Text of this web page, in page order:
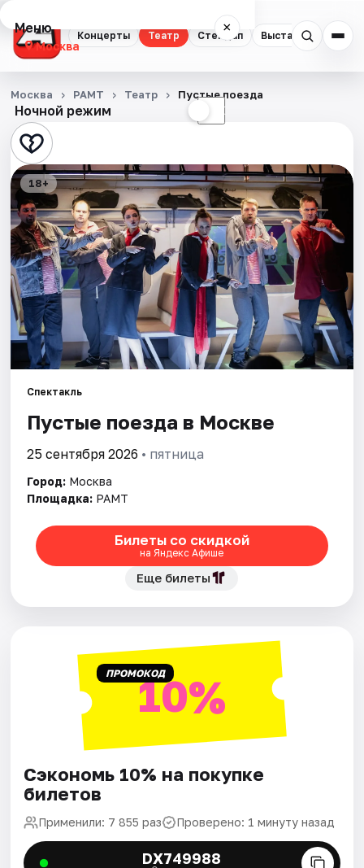
Концерты Театр Стендап Выставки
Меню ×
Москва
Концерты
Театр
Стендап
Выставки
Квесты
Экскурсии
Спорт
События
Артисты
Ночной режим ☾
Москва РАМТ Театр Пустые поезда
18+
Спектакль
Пустые поезда в Москве
25 сентября 2026 • пятница
Город: Москва
Площадка: РАМТ
Билеты со скидкой
на Яндекс Афише
Еще билеты
ПРОМОКОД10%
Сэкономь 10% на покупке
билетов
Применили: 7 855 раз Проверено: 1 минуту назад
DX749988